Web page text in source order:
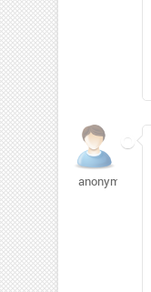
anonymos66